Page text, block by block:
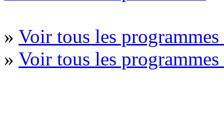
» Voir tous les
» Voir tous les